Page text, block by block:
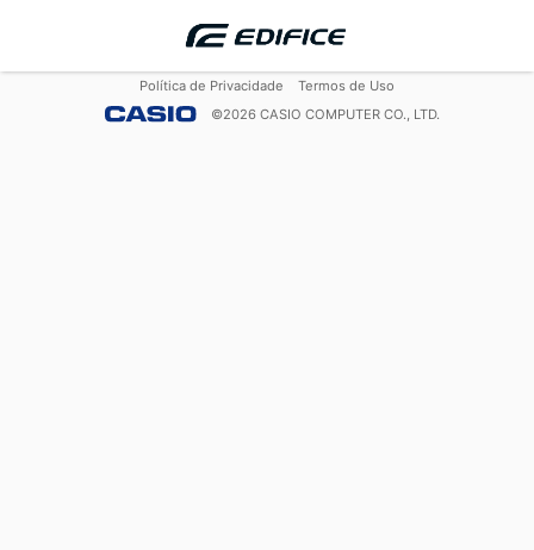
Política de Privacidade
Termos de Uso
©2026 CASIO COMPUTER CO., LTD.